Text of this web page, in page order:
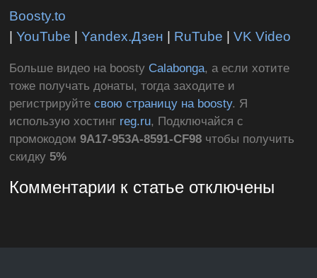
Boosty.to
|YouTube |Yandex.Дзен | RuTube |VK Video
Больше видео на boosty Calabonga, а если хотите
тоже получать донаты, тогда заходите и
регистрируйтесвою страницу на boosty. Я
использую хостинг reg.ru, Подключайся с
промокодом9A17-953A-8591-CF98 чтобы получить
скидку5%
Комментарии к статье отключены